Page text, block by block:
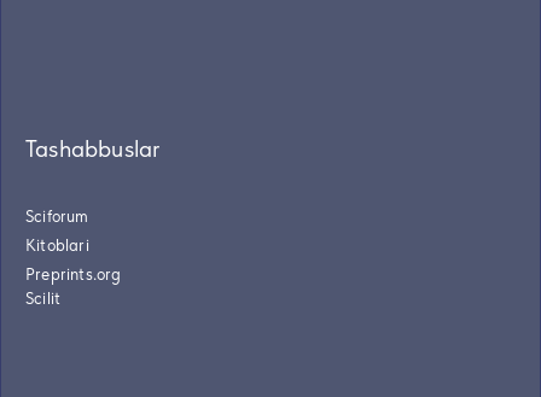
Tashabbuslar
Sciforum
Kitoblari
Preprints.org
Scilit